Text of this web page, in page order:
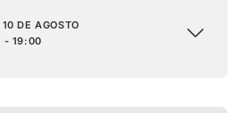
DE AGOSTO
- 19:00